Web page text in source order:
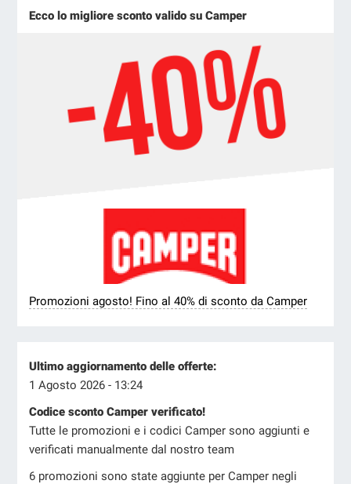
Ecco lo migliore sconto valido su Camper
Promozioni agosto! Fino al 40% di sconto da Camper
Ultimo aggiornamento delle offerte:
1 Agosto 2026 - 13:24
Codice sconto Camper verificato!
Tutte le promozioni e i codici Camper sono aggiunti e
verificati manualmente dal nostro team
6 promozioni sono state aggiunte per Camper negli